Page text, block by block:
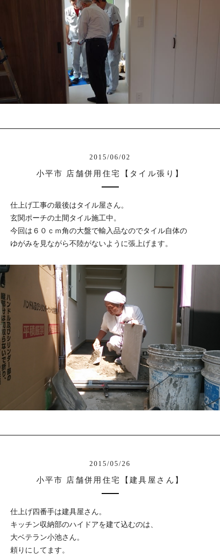
2015/06/02
小平市 店舗併用住宅【タイル張り】
仕上げ工事の最後はタイル屋さん。
玄関ポーチの土間タイル施工中。
今回は６０ｃｍ角の大盤で輸入品なのでタイル自体の
ゆがみを見ながら不陸がないように張上げます。
2015/05/26
小平市 店舗併用住宅【建具屋さん】
仕上げ四番手は建具屋さん。
キッチン収納部のハイドアを建て込むのは、
大ベテラン小池さん。
頼りにしてます。